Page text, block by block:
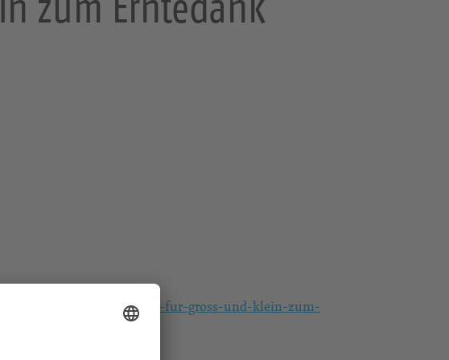
e/41434432/gottesdienst-fur-gross-und-klein-zum-